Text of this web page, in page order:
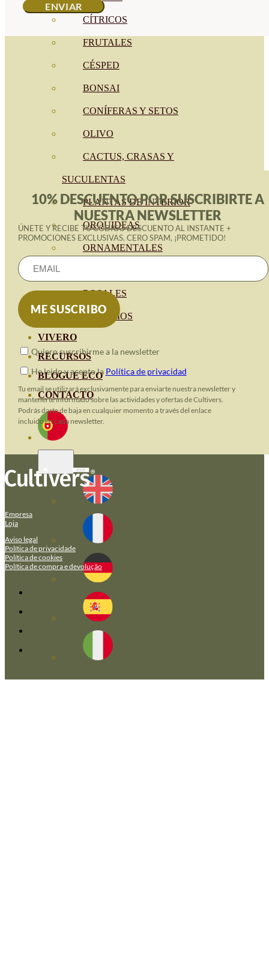
CÍTRICOS
FRUTALES
CÉSPED
BONSAI
CONÍFERAS Y SETOS
OLIVO
CACTUS, CRASAS Y
SUCULENTAS
PLANTAS DE INTERIOR
ORQUIDEAS
ORNAMENTALES
ROSALES
GERANIOS
VIVERO
RECURSOS
BLOGUE ECO
CONTACTO
10% DESCUENTO POR SUSCRIBIRTE A
NUESTRA NEWSLETTER
ÚNETE Y RECIBE TU CÓDIGO DESCUENTO AL INSTANTE +
PROMOCIONES EXCLUSIVAS. CERO SPAM, ¡PROMETIDO!
Quiero suscribirme a la newsletter
He leido y acepto la Política de privacidad
Tu email se utilizará exclusivamente para enviarte nuestra newsletter y
mantenerte informado sobre las actividades y ofertas de Cultivers.
Podrás darte de baja en cualquier momento a través del enlace
incluido en cada newsletter.
Empresa
Loja
Aviso legal
Política de privacidade
Política de cookies
Política de compra e devolução